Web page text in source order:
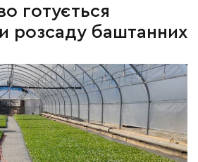
готується
розсаду баштанних